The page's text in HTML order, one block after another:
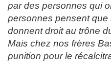
par des personnes qui
personnes pensent que
donnent droit au trône
Mais chez nos frères
punition pour le